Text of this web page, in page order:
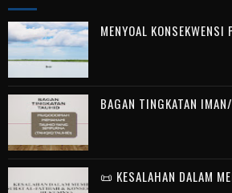
MENYOAL
BAGAN TINGKATAN
📜 KESALAHAN DALAM